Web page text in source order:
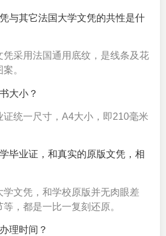
与其它法国大学文凭的共性是什
采用法国通用底纹，是线条及花
。
大小？
统一尺寸，A4大小，即210毫米
毕业证，和真实的原版文凭，相
文凭，和学校原版并无肉眼差
，都是一比一复刻还原。
理时间？